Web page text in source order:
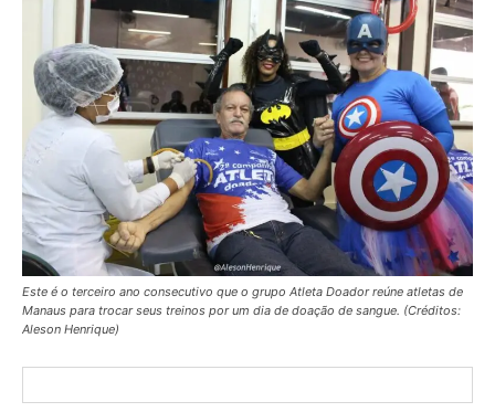
Este é o terceiro ano consecutivo que o grupo Atleta Doador reúne atletas de
Manaus para trocar seus treinos por um dia de doação de sangue. (Créditos:
Aleson Henrique)